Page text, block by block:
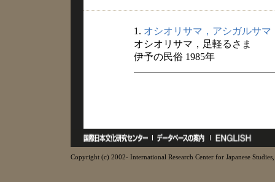
1. オシオリサマ，アシガルサマ
オシオリサマ，足軽るさま
伊予の民俗 1985年
Copyright (c) 2002- International Research Center for Japanese